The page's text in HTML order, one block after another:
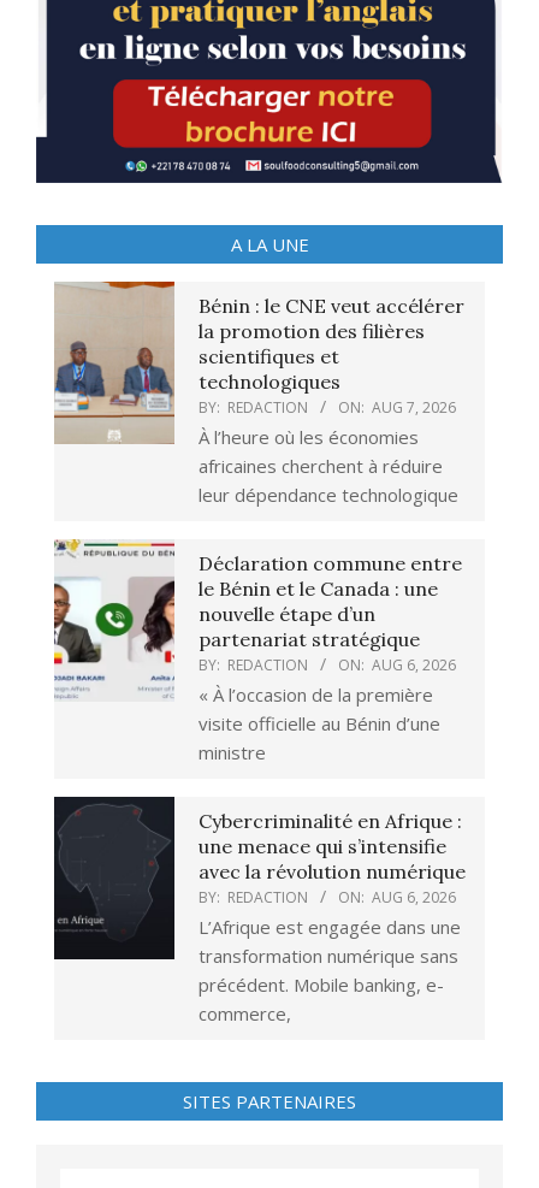
A LA UNE
Bénin : le CNE veut accélérer
la promotion des filières
scientifiques et
technologiques
BY: REDACTION ON: AUG 7, 2026
À l’heure où les économies
africaines cherchent à réduire
leur dépendance technologique
Déclaration commune entre
le Bénin et le Canada : une
nouvelle étape d’un
partenariat stratégique
BY: REDACTION ON: AUG 6, 2026
« À l’occasion de la première
visite officielle au Bénin d’une
ministre
Cybercriminalité en Afrique :
une menace qui s’intensifie
avec la révolution numérique
BY: REDACTION ON: AUG 6, 2026
L’Afrique est engagée dans une
transformation numérique sans
précédent. Mobile banking, e-
commerce,
SITES PARTENAIRES